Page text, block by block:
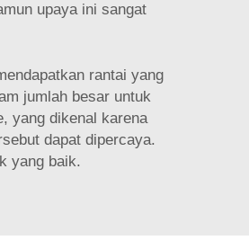
upaya ini sangat
rantai yang
jumlah besar untuk
yang dikenal karena
dapat dipercaya.
yang baik.